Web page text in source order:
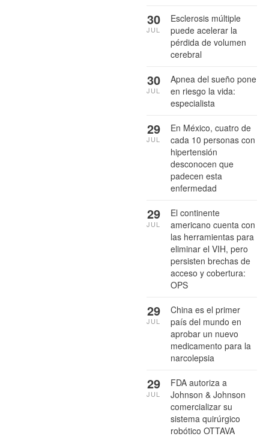
Esclerosis múltiple
puede acelerar la
pérdida de volumen
cerebral
30
JUL
Apnea del sueño pone
en riesgo la vida:
especialista
30
JUL
En México, cuatro de
cada 10 personas con
hipertensión
desconocen que
padecen esta
enfermedad
29
JUL
El continente
americano cuenta con
las herramientas para
eliminar el VIH, pero
persisten brechas de
acceso y cobertura:
OPS
29
JUL
China es el primer
país del mundo en
aprobar un nuevo
medicamento para la
narcolepsia
29
JUL
FDA autoriza a
Johnson & Johnson
comercializar su
sistema quirúrgico
robótico OTTAVA
29
JUL